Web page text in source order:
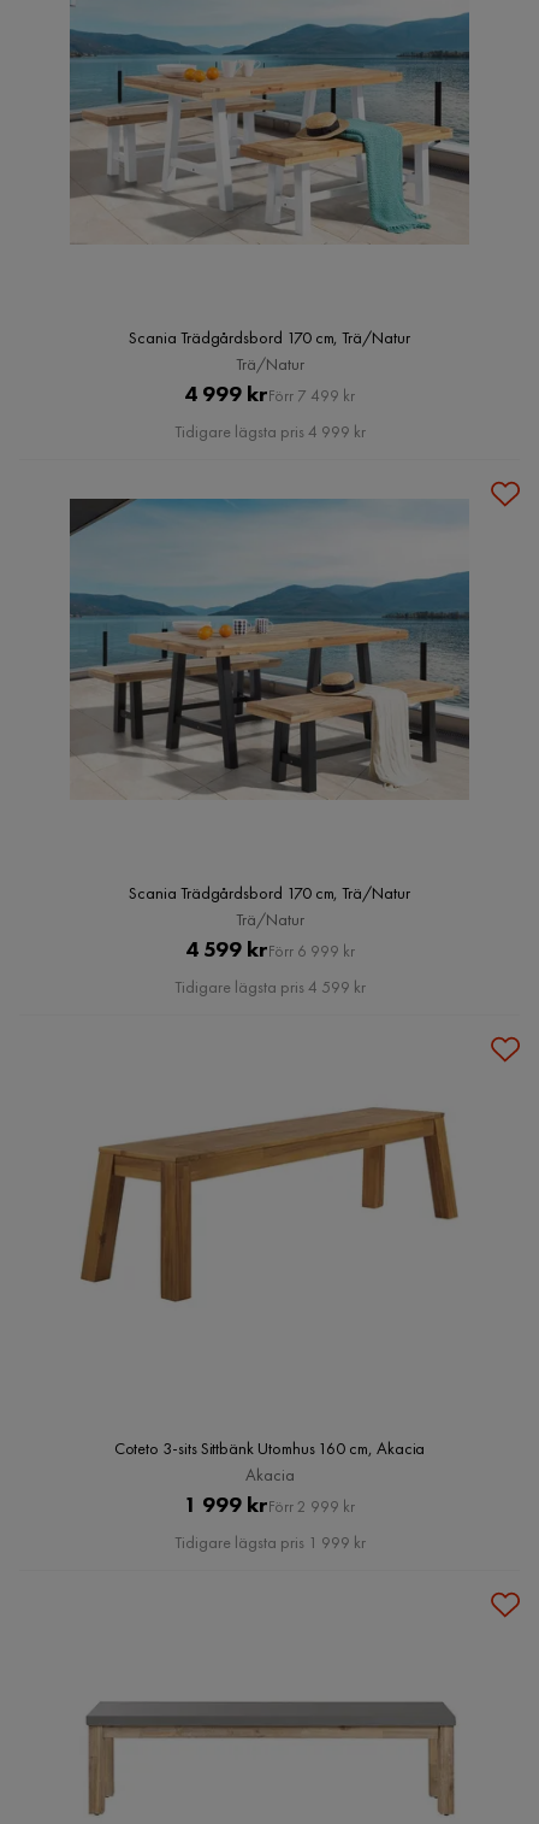
Scania Trädgårdsbord 170 cm, Trä/Natur
Trä/Natur
Pris
4 999 krOriginal
Pris
Förr 7 499 kr
Tidigare lägsta pris 4 999 kr
Scania Trädgårdsbord 170 cm, Trä/Natur
Trä/Natur
Pris
4 599 krOriginal
Pris
Förr 6 999 kr
Tidigare lägsta pris 4 599 kr
Coteto 3-sits Sittbänk Utomhus 160 cm, Akacia
Akacia
Pris
1 999 krOriginal
Pris
Förr 2 999 kr
Tidigare lägsta pris 1 999 kr